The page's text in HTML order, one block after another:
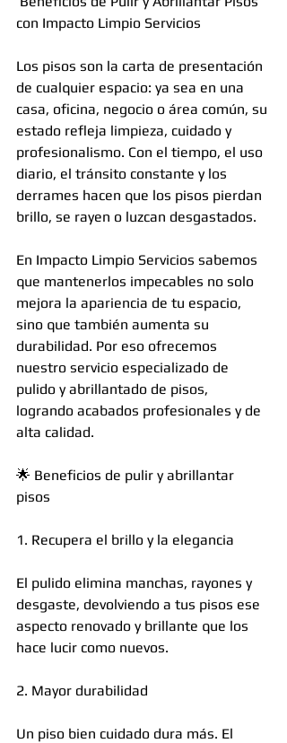
con Impacto Limpio Servicios
Los pisos son la carta de presentación
de cualquier espacio: ya sea en una
casa, oficina, negocio o área común, su
estado refleja limpieza, cuidado y
profesionalismo. Con el tiempo, el uso
diario, el tránsito constante y los
derrames hacen que los pisos pierdan
brillo, se rayen o luzcan desgastados.
En Impacto Limpio Servicios sabemos
que mantenerlos impecables no solo
mejora la apariencia de tu espacio,
sino que también aumenta su
durabilidad. Por eso ofrecemos
nuestro servicio especializado de
pulido y abrillantado de pisos,
logrando acabados profesionales y de
alta calidad.
🌟 Beneficios de pulir y abrillantar
pisos
1. Recupera el brillo y la elegancia
El pulido elimina manchas, rayones y
desgaste, devolviendo a tus pisos ese
aspecto renovado y brillante que los
hace lucir como nuevos.
2. Mayor durabilidad
Un piso bien cuidado dura más. El